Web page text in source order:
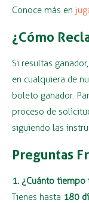
Conoce más en
¿Cómo
Si resultas
en cualquiera de
boleto ganador.
proceso de
siguiendo las
Preguntas
1. ¿Cuánto
Tienes hasta 180